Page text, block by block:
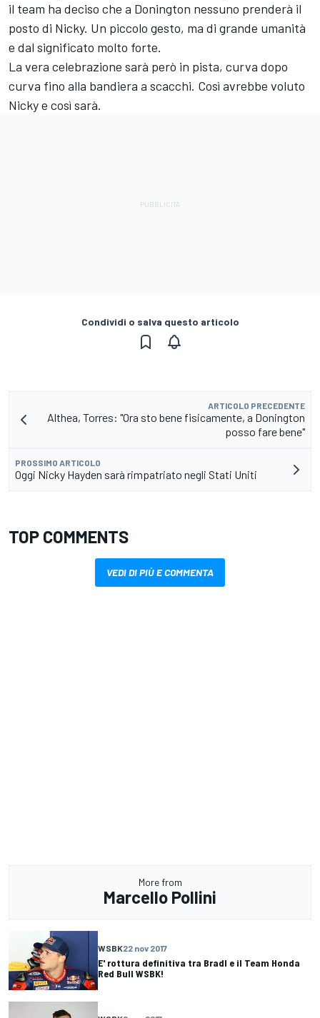
il team ha deciso che a Donington nessuno prenderà il
posto di Nicky. Un piccolo gesto, ma di grande umanità
e dal significato molto forte.
La vera celebrazione sarà però in pista, curva dopo
curva fino alla bandiera a scacchi. Così avrebbe voluto
Nicky e così sarà.
Condividi o salva questo articolo
ARTICOLO PRECEDENTE
Althea, Torres: "Ora sto bene fisicamente, a Donington
posso fare bene"
PROSSIMO ARTICOLO
Oggi Nicky Hayden sarà rimpatriato negli Stati Uniti
TOP COMMENTS
VEDI DI PIÙ E COMMENTA
More from
Marcello Pollini
WSBK22 nov 2017
E' rottura definitiva tra Bradl e il Team Honda
Red Bull WSBK!